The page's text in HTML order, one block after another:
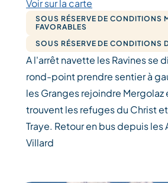
Voir sur la carte
SOUS RÉSERVE DE CONDITIONS
FAVORABLES
SOUS RÉSERVE DE CONDITIONS
A l'arrêt navette les Ravines se
rond-point prendre sentier à
les Granges rejoindre Mergolaz
trouvent les refuges du Christ
Traye. Retour en bus depuis les
Villard